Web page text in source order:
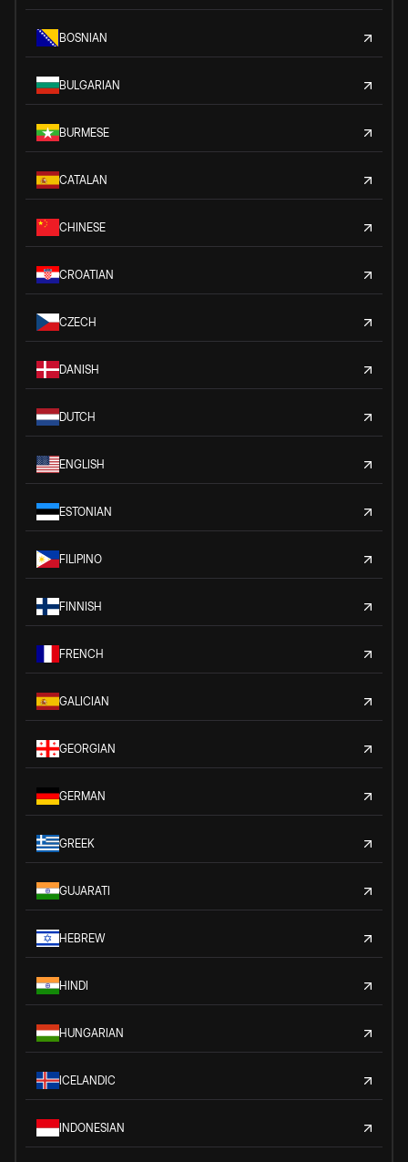
BOSNIAN
BULGARIAN
BURMESE
CATALAN
CHINESE
CROATIAN
CZECH
DANISH
DUTCH
ENGLISH
ESTONIAN
FILIPINO
FINNISH
FRENCH
GALICIAN
GEORGIAN
GERMAN
GREEK
GUJARATI
HEBREW
HINDI
HUNGARIAN
ICELANDIC
INDONESIAN